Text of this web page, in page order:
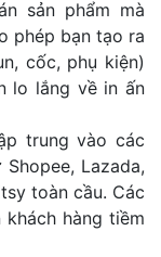
sản phẩm mà
phép bạn tạo ra
cốc, phụ kiện)
lo lắng về in ấn
trung vào các
Lazada,
toàn cầu. Các
hàng tiềm